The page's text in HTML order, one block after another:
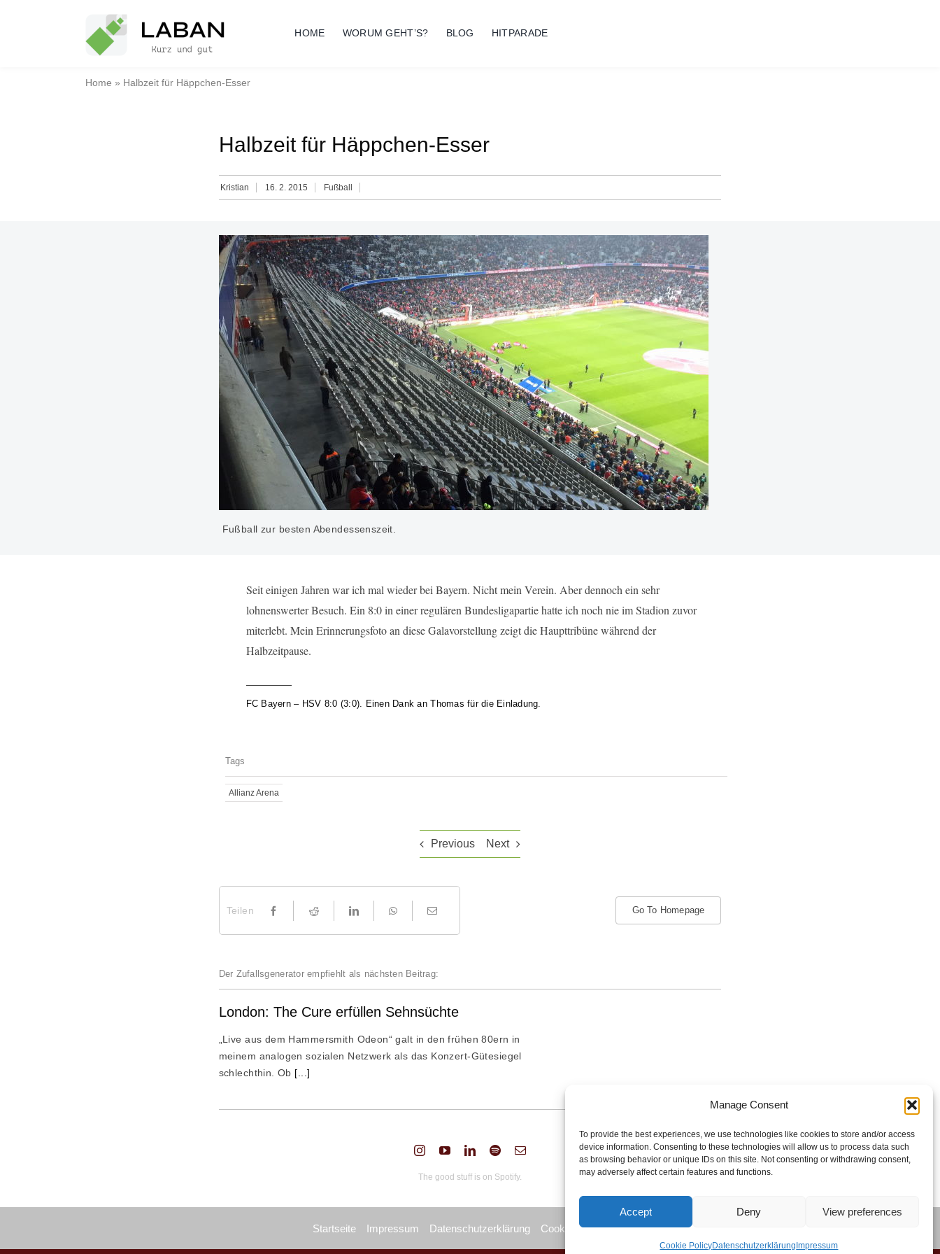
Manage Consent
To provide the best experiences, we use technologies like cookies to store and/or access
device information. Consenting to these technologies will allow us to process data such
as browsing behavior or unique IDs on this site. Not consenting or withdrawing consent,
may adversely affect certain features and functions.
Accept Deny View preferences
Cookie PolicyDatenschutzerklärung Impressum
HOME WORUM GEHT’S? BLOG HITPARADE
Home » Halbzeit für Häppchen-Esser
Halbzeit für Häppchen-Esser
Kristian 16. 2. 2015 Fußball
Fußball zur besten Abendessenszeit.
Seit einigen Jahren war ich mal wieder bei Bayern. Nicht mein Verein. Aber dennoch ein sehr
lohnenswerter Besuch. Ein 8:0 in einer regulären Bundesligapartie hatte ich noch nie im Stadion zuvor
miterlebt. Mein Erinnerungsfoto an diese Galavorstellung zeigt die Haupttribüne während der
Halbzeitpause.
FC Bayern – HSV 8:0 (3:0). Einen Dank an Thomas für die Einladung.
Tags
Allianz Arena
Previous Next
Teilen Go To Homepage
Der Zufallsgenerator empfiehlt als nächsten Beitrag:
London: The Cure erfüllen Sehnsüchte
„Live aus dem Hammersmith Odeon“ galt in den frühen 80ern in
meinem analogen sozialen Netzwerk als das Konzert-Gütesiegel
schlechthin. Ob [...]
The good stuff is on Spotify.
Startseite Impressum Datenschutzerklärung Cookie Policy (EU)